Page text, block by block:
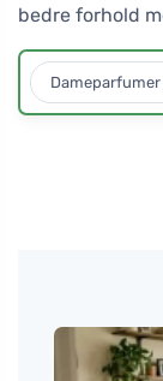
bedre forhold
Dameparfumer